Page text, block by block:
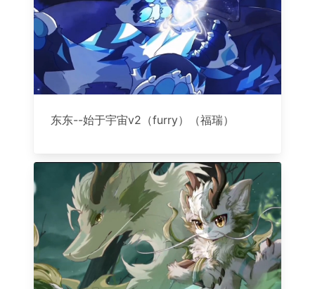
东东--始于宇宙v2（furry）（福瑞）